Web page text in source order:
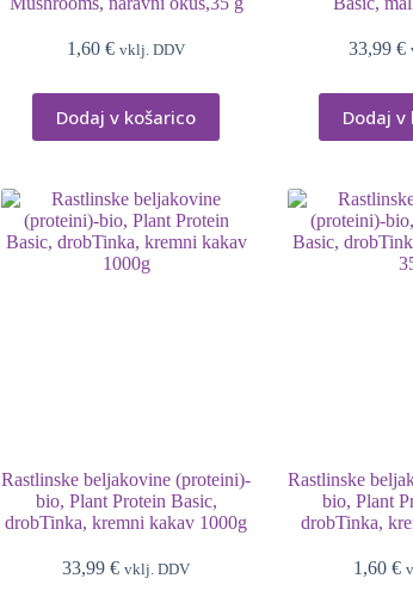
1,60€ vklj. DDV
Dodaj v košarico
33,99€
Dodaj v
Rastlinske beljakovine (proteini)-
bio, Plant Protein Basic,
drobTinka, kremni kakav 1000g
33,99€ vklj. DDV
Rastlinske
bio, Plant
drobTinka,
1,60€